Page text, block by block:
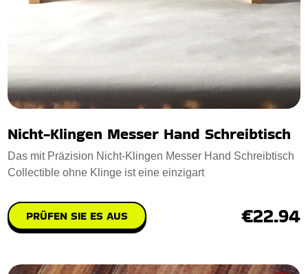
Nicht-Klingen Messer Hand Schreibtisch
Das mit Präzision Nicht-Klingen Messer Hand Schreibtisch
Collectible ohne Klinge ist eine einzigart
PRÜFEN SIE ES AUS €22.94